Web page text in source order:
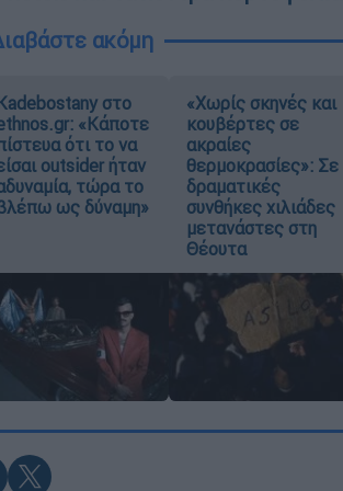
ακόμη
στο
«Κάποτε
ότι το να
outsider ήταν
τώρα το
ως δύναμη»
«Χωρίς σκηνές και
κουβέρτες σε
ακραίες
θερμοκρασίες»: Σε
δραματικές
συνθήκες χιλιάδες
μετανάστες στη
Θέουτα